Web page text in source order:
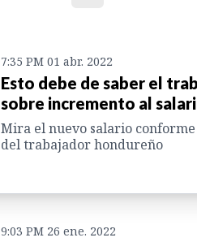
7:35 PM 01 abr. 2022
Esto debe de saber el
sobre incremento al
Mira el nuevo salario
del trabajador hondureño
9:03 PM 26 ene. 2022